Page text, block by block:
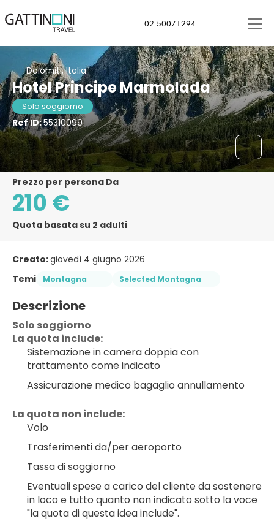
02 50071294
Dolomiti, Italia
Hotel Principe Marmolada
Solo soggiorno
Ref ID:55310099
Prezzo per persona Da
210 €
Quota basata su 2 adulti
Creato:giovedì 4 giugno 2026
Temi
Montagna Selected Montagna
Descrizione
Solo soggiorno
La quota include:
Sistemazione in camera doppia con
trattamento come indicato
Assicurazione medico bagaglio annullamento
La quota non include:
Volo
Trasferimenti da/per aeroporto
Tassa di soggiorno
Eventuali spese a carico del cliente da sostenere
in loco e tutto quanto non indicato sotto la voce
"la quota di questa idea include".